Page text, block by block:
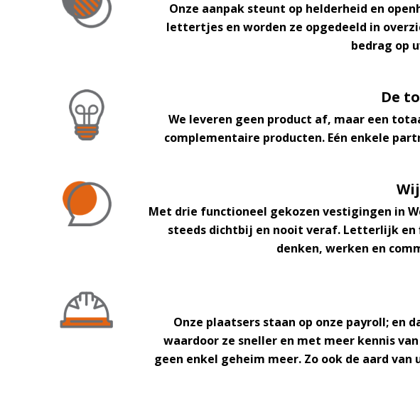
Onze aanpak steunt op helderheid en
lettertjes en worden ze opgedeeld in
bedrag op
De
We leveren geen product af, maar een
complementaire producten. Eén enkele
Met drie functioneel gekozen vestigingen in
steeds dichtbij en nooit veraf. Letterlijk en
denken, werken en
Onze plaatsers staan op onze payroll; en
waardoor ze sneller en met meer kennis
geen enkel geheim meer. Zo ook de aard